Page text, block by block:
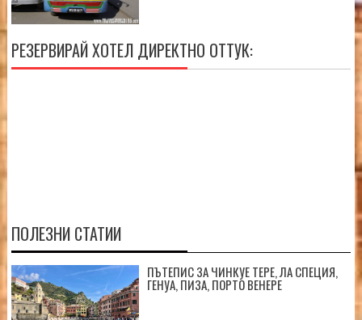
РЕЗЕРВИРАЙ ХОТЕЛ ДИРЕКТНО ОТТУК:
ПОЛЕЗНИ СТАТИИ
ПЪТЕПИС ЗА ЧИНКУЕ ТЕРЕ, ЛА СПЕЦИЯ,
ГЕНУА, ПИЗА, ПОРТО ВЕНЕРЕ